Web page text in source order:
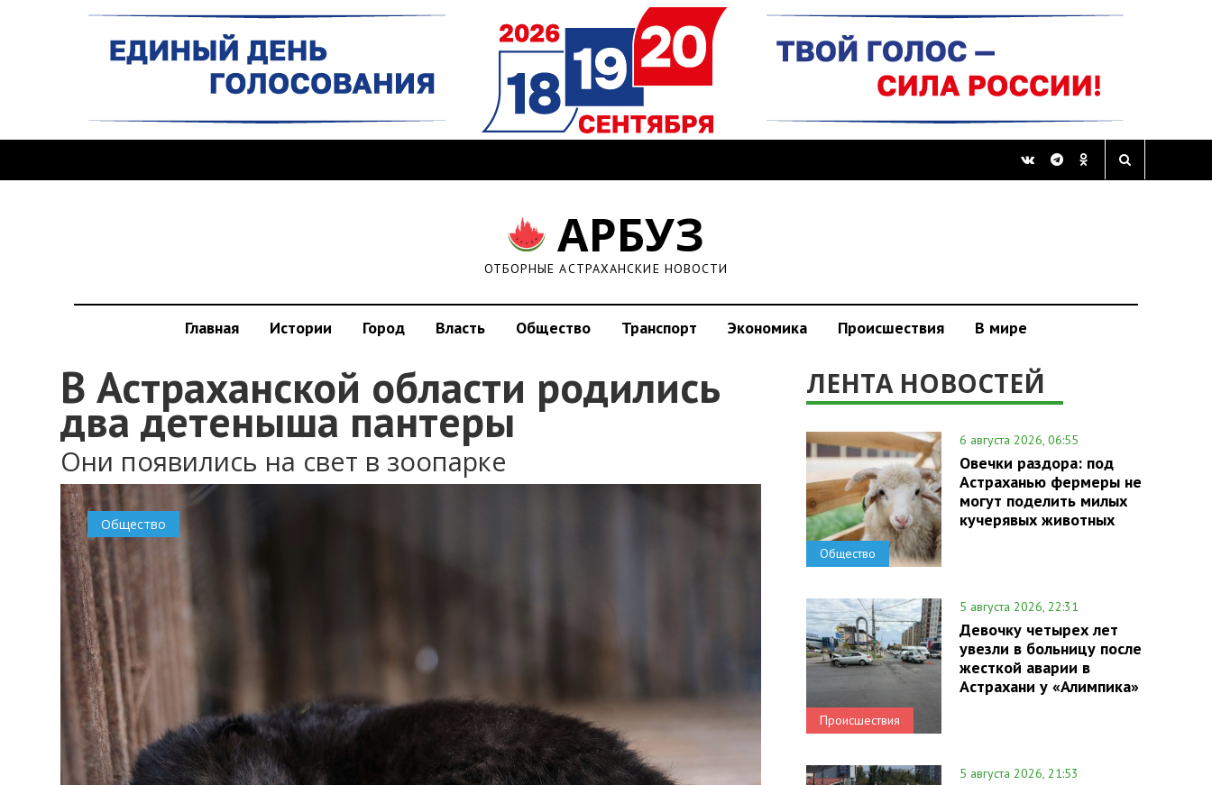
АРБУЗ
ОТБОРНЫЕ АСТРАХАНСКИЕ НОВОСТИ
Главная Истории Город Власть Общество Транспорт Экономика Происшествия В мире
В Астраханской области родились
два детеныша пантеры
Они появились на свет в зоопарке
Общество
ЛЕНТА НОВОСТЕЙ
Общество
6 августа 2026, 06:55
Овечки раздора: под
Астраханью фермеры не
могут поделить милых
кучерявых животных
Происшествия
5 августа 2026, 22:31
Девочку четырех лет
увезли в больницу после
жесткой аварии в
Астрахани у «Алимпика»
5 августа 2026, 21:53